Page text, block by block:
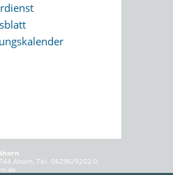
Ahorn, Tel. 06296/9202-0,